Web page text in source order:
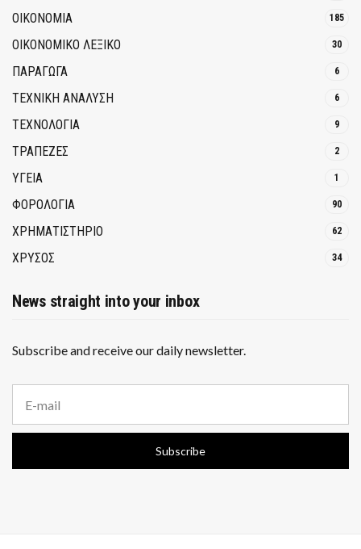
ΟΙΚΟΝΟΜΙΑ 185
ΟΙΚΟΝΟΜΙΚΟ ΛΕΞΙΚΟ 30
ΠΑΡΑΓΩΓΑ 6
ΤΕΧΝΙΚΗ ΑΝΑΛΥΣΗ 6
ΤΕΧΝΟΛΟΓΙΑ 9
ΤΡΆΠΕΖΕΣ 2
ΥΓΕΙΑ 1
ΦΟΡΟΛΟΓΙΑ 90
ΧΡΗΜΑΤΙΣΤΗΡΙΟ 62
ΧΡΥΣΟΣ 34
News straight into your inbox
Subscribe and receive our daily newsletter.
a
i
a
Subscribe